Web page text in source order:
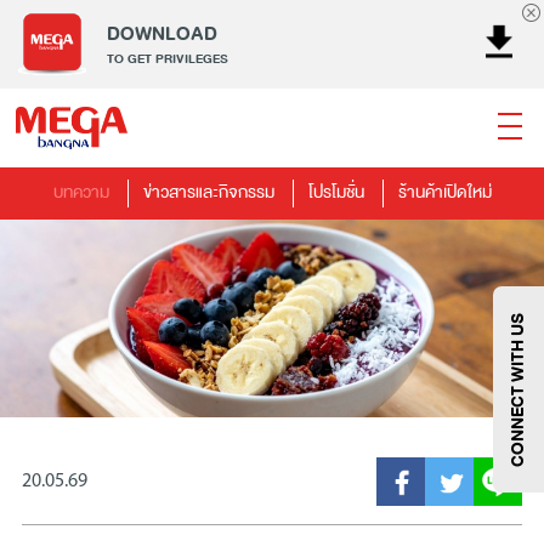
DOWNLOAD
TO GET PRIVILEGES
ธนาคาร ร้านอาหาร เอ็นเตอร์เทนเม้นท์
แฟชั่น
เครื่องประดับ
การตกแต่งบ้าน แม่และเด็ก
ไลฟ์สไตล์
บริการ
เมกา สมาร์ท คิดส์ กีฬา
ซูเปอร์มาร์เก็ต
แกดเจ็ตและเทคโนโลยี
สุขภาพและความงาม
@Megabangna
CONNECT WITH US
บทความ ข่าวสารและกิจกรรม โปรโมชั่น ร้านค้าเปิดใหม่
20.05.69